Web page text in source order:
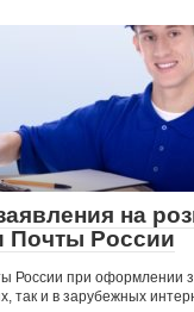
на
Почты России
России при оформлении
так и в зарубежных